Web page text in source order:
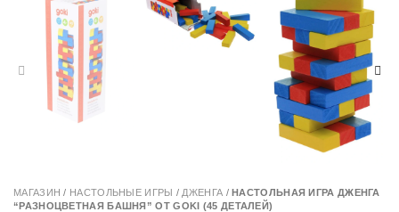
МАГАЗИН / НАСТОЛЬНЫЕ ИГРЫ / ДЖЕНГА /НАСТОЛЬНАЯ ИГРА ДЖЕНГА
“РАЗНОЦВЕТНАЯ БАШНЯ” ОТ GOKI (45 ДЕТАЛЕЙ)